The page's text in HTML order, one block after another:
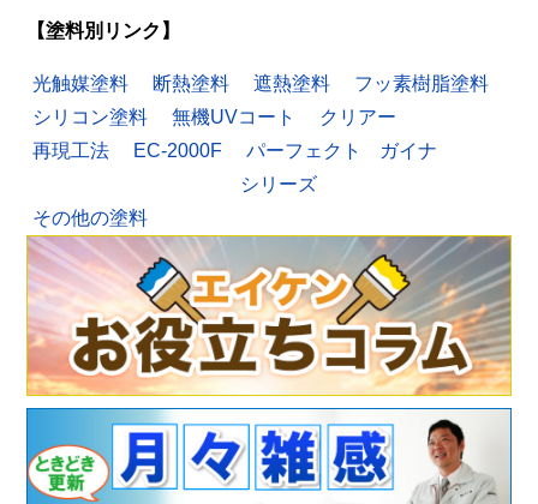
【塗料別リンク】
光触媒塗料 断熱塗料 遮熱塗料
フッ素樹脂塗料
シリコン塗料
無機UVコート
クリアー
再現工法
EC-2000F
パーフェクト
シリーズ
ガイナ
その他の塗料